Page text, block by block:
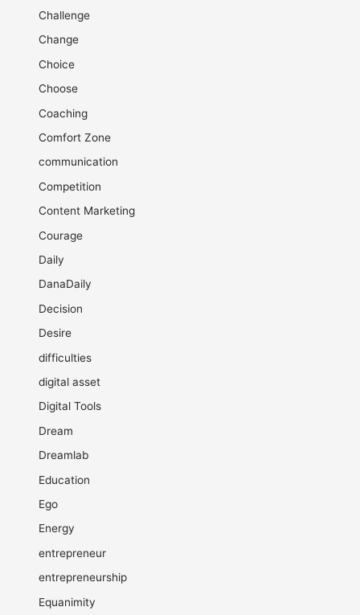
Challenge
Change
Choice
Choose
Coaching
Comfort Zone
communication
Competition
Content Marketing
Courage
Daily
DanaDaily
Decision
Desire
difficulties
digital asset
Digital Tools
Dream
Dreamlab
Education
Ego
Energy
entrepreneur
entrepreneurship
Equanimity